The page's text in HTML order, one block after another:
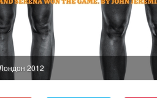
2012